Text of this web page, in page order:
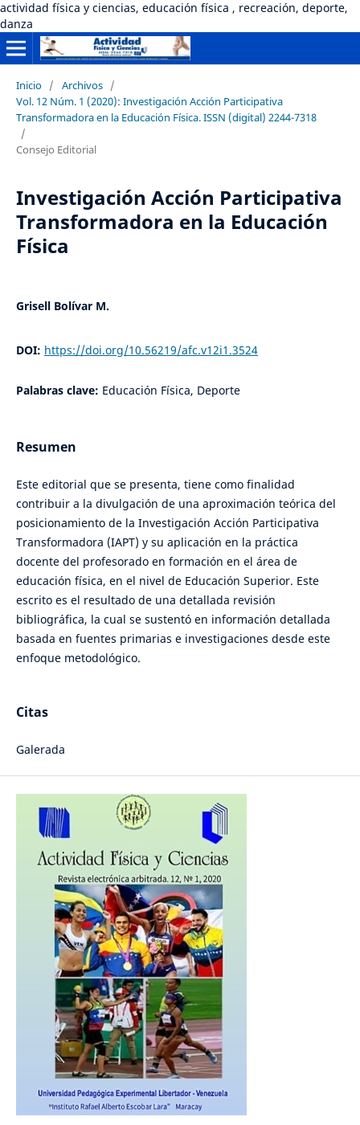
actividad física y ciencias, educación física , recreación, deporte,
danza
Inicio / Archivos /
Vol. 12 Núm. 1 (2020): Investigación Acción Participativa
Transformadora en la Educación Física. ISSN (digital) 2244-7318
/
Consejo Editorial
Investigación Acción Participativa
Transformadora en la Educación
Física
Grisell Bolívar M.
DOI: https://doi.org/10.56219/afc.v12i1.3524
Palabras clave: Educación Física, Deporte
Resumen
Este editorial que se presenta, tiene como finalidad
contribuir a la divulgación de una aproximación teórica del
posicionamiento de la Investigación Acción Participativa
Transformadora (IAPT) y su aplicación en la práctica
docente del profesorado en formación en el área de
educación física, en el nivel de Educación Superior. Este
escrito es el resultado de una detallada revisión
bibliográfica, la cual se sustentó en información detallada
basada en fuentes primarias e investigaciones desde este
enfoque metodológico.
Citas
Galerada